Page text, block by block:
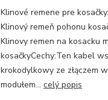
Klinové remene pre
Klinový remeň pohonu
Klinovy remen na kosacku
kosačkyCechy:Ten kabel
krokodylkowy ze złączem
modułem... celý popis